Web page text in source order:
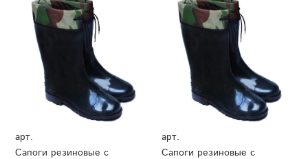
арт.
Сапоги резиновые с
арт.
Сапоги резиновые с